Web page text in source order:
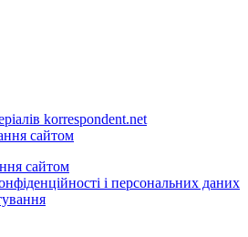
korrespondent.net
сайтом
сайтом
і персональних даних